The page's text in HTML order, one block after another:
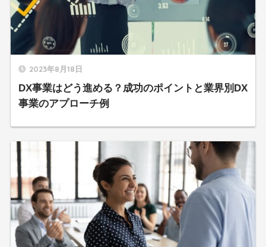
2023年8月18日
DX事業はどう進める？成功のポイントと業界別DX
事業のアプローチ例